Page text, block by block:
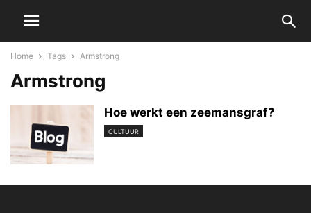
Home Tags Armstrong
Armstrong
Hoe werkt een zeemansgraf?
CULTUUR